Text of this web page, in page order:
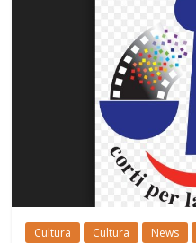
Cultura Cultura News